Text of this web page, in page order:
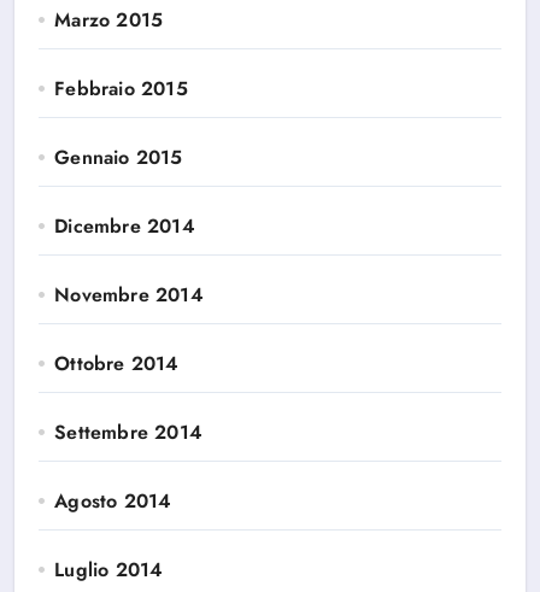
Marzo 2015
Febbraio 2015
Gennaio 2015
Dicembre 2014
Novembre 2014
Ottobre 2014
Settembre 2014
Agosto 2014
Luglio 2014